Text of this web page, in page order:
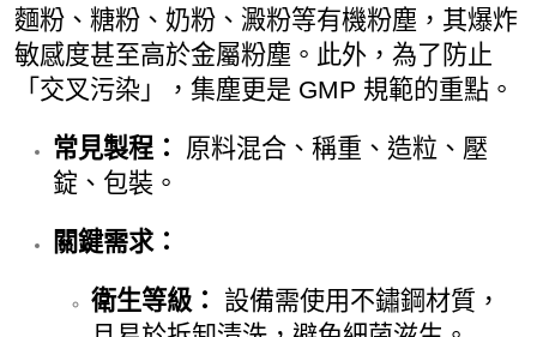
麵粉、糖粉、奶粉、澱粉等有機粉塵，其爆炸
敏感度甚至高於金屬粉塵。此外，為了防止
「交叉污染」，集塵更是 GMP 規範的重點。
常見製程：
原料混合、稱重、造粒、壓
錠、包裝。
關鍵需求：
衛生等級：
設備需使用不鏽鋼材質，